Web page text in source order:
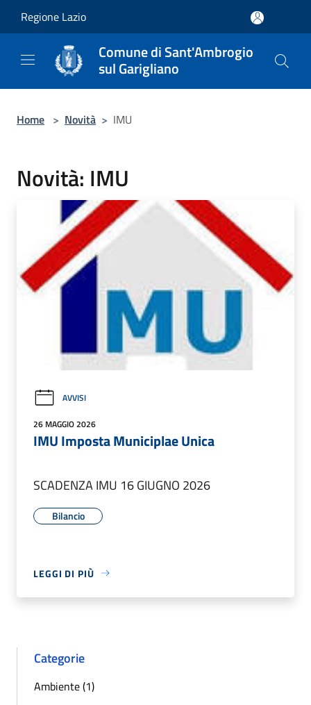
Regione Lazio
Comune di Sant'Ambrogio
sul Garigliano
Home > Novità > IMU
Novità: IMU
AVVISI
26 MAGGIO 2026
IMU Imposta Municiplae Unica
SCADENZA IMU 16 GIUGNO 2026
Bilancio
LEGGI DI PIÙ
Categorie
Ambiente (1)